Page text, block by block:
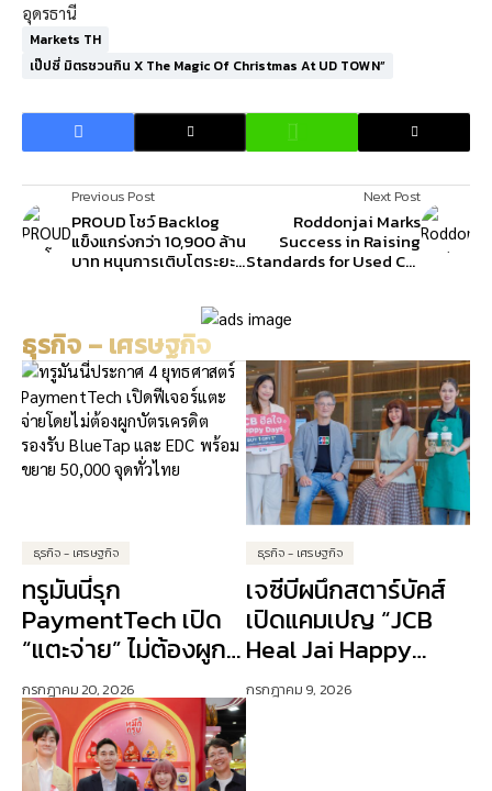
อุดรธานี
Markets TH
เป๊ปซี่ มิตรชวนกิน X The Magic Of Christmas At UD TOWN”
Previous Post
PROUD โชว์ Backlog
แข็งแกร่งกว่า 10,900 ล้าน
บาท หนุนการเติบโตระยะ
ดี รายได้พุ่ง 232 ล้านบาท
Next Post
Roddonjai Marks
Success in Raising
Standards for Used Car
Platform for Smooth
Competitive Prices
ธุรกิจ – เศรษฐกิจ
ธุรกิจ - เศรษฐกิจ
ทรูมันนี่รุก
PaymentTech เปิด
“แตะจ่าย” ไม่ต้องผูก
บัตรเครดิต ปักธง AI
ขับเคลื่อนการเงิน
ดิจิทัล
กรกฎาคม 20, 2026
ธุรกิจ - เศรษฐกิจ
เจซีบีผนึกสตาร์บัคส์
เปิดแคมเปญ “JCB
Heal Jai Happy
Days” ดัน Lifestyle
Experience เจาะ
กรกฎาคม 9, 2026